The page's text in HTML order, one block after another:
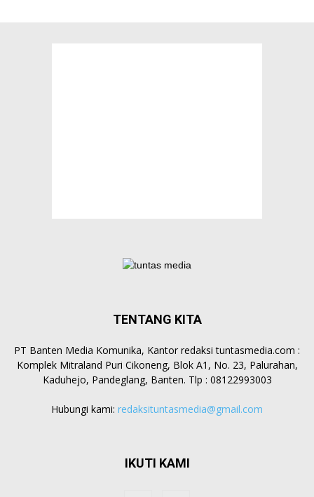
TENTANG KITA
PT Banten Media Komunika, Kantor redaksi tuntasmedia.com :
Komplek Mitraland Puri Cikoneng, Blok A1, No. 23, Palurahan,
Kaduhejo, Pandeglang, Banten. Tlp : 08122993003
Hubungi kami: redaksituntasmedia@gmail.com
IKUTI KAMI